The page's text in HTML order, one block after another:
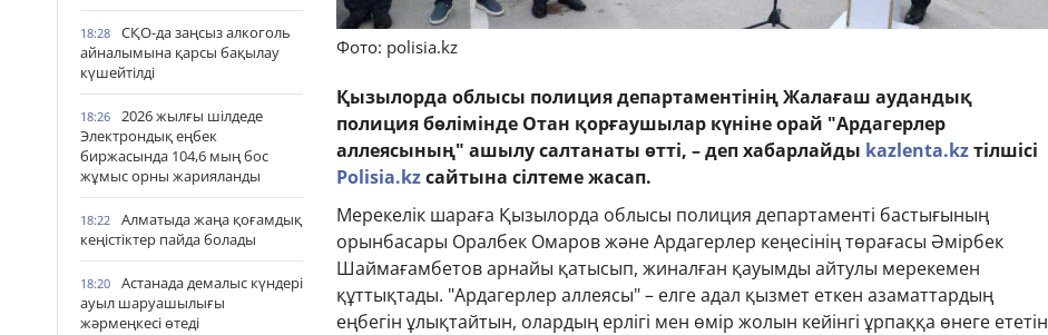
18:28
СҚО-да заңсыз алкоголь
айналымына қарсы бақылау
күшейтілді
18:26
2026 жылғы шілдеде
Электрондық еңбек
биржасында 104,6 мың бос
жұмыс орны жарияланды
18:22
Алматыда жаңа қоғамдық
кеңістіктер пайда болады
18:20
Астанада демалыс күндері
ауыл шаруашылығы
жәрмеңкесі өтеді
Фото: polisia.kz
Қызылорда облысы полиция департаментінің Жалағаш аудандық
полиция бөлімінде Отан қорғаушылар күніне орай "Ардагерлер
аллеясының" ашылу салтанаты өтті, – деп хабарлайды kazlenta.kzтілшісі
Polisia.kzсайтына сілтеме жасап.
Мерекелік шараға Қызылорда облысы полиция департаменті бастығының
орынбасары Оралбек Омаров және Ардагерлер кеңесінің төрағасы Әмірбек
Шаймағамбетов арнайы қатысып, жиналған қауымды айтулы мерекемен
құттықтады. "Ардагерлер аллеясы" – елге адал қызмет еткен азаматтардың
еңбегін ұлықтайтын, олардың ерлігі мен өмір жолын кейінгі ұрпаққа өнеге ететін